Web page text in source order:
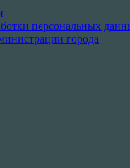
персональных
города